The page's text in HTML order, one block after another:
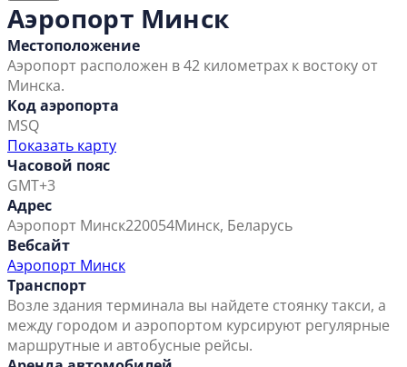
Аэропорт Минск
Местоположение
Аэропорт расположен в 42 километрах к востоку от
Минска.
Код аэропорта
MSQ
Показать карту
Часовой пояс
GMT+3
Адрес
Аэропорт Минск220054Минск, Беларусь
Вебсайт
Аэропорт Минск
Транспорт
Возле здания терминала вы найдете стоянку такси, а
между городом и аэропортом курсируют регулярные
маршрутные и автобусные рейсы.